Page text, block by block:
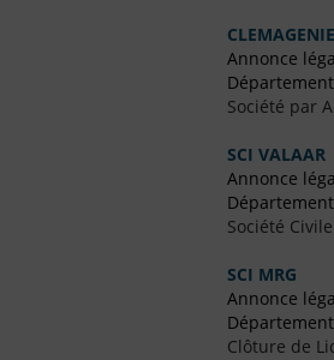
Annonce
Société par
SCI VALAAR
Annonce
Société
SCI MRG
Annonce
Clôture de